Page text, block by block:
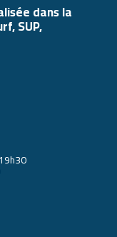
dans la
SUP,